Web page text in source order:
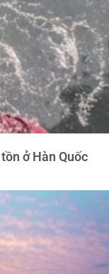
ở Hàn Quốc